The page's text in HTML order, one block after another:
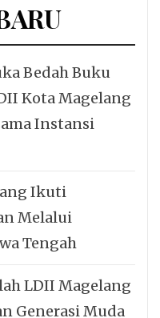
Bedah Buku
Kota Magelang
Instansi
Ikuti
Melalui
Tengah
LDII Magelang
Generasi Muda